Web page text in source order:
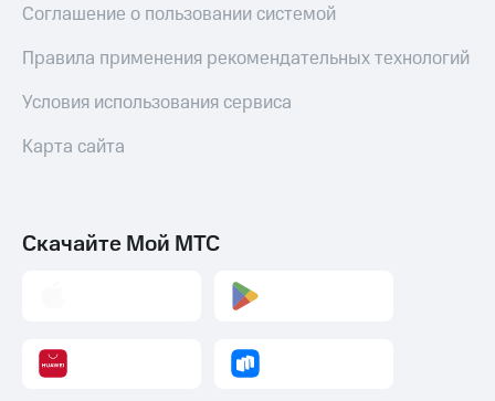
Соглашение о пользовании системой
Правила применения рекомендательных технологий
Условия использования сервиса
Карта сайта
Скачайте Мой МТС